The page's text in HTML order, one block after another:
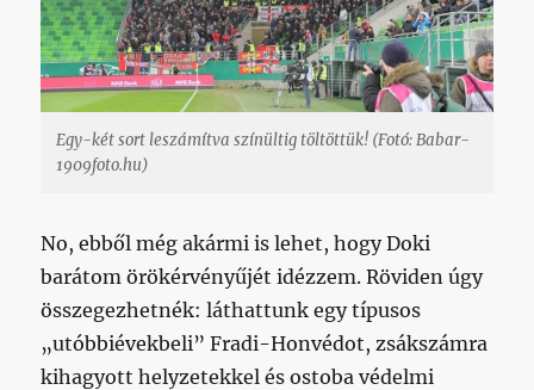
Egy-két sort leszámítva színültig töltöttük! (Fotó: Babar-
1909foto.hu)
No, ebből még akármi is lehet, hogy Doki
barátom örökérvényűjét idézzem. Röviden úgy
összegezhetnék: láthattunk egy típusos
„utóbbiévekbeli” Fradi-Honvédot, zsákszámra
kihagyott helyzetekkel és ostoba védelmi